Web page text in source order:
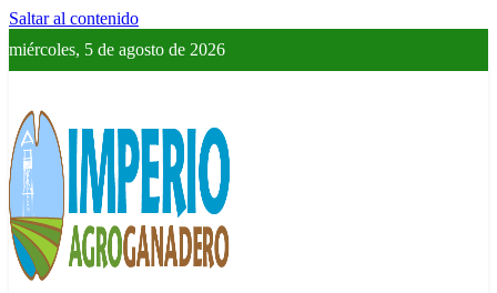
Saltar al contenido
miércoles, 5 de agosto de 2026